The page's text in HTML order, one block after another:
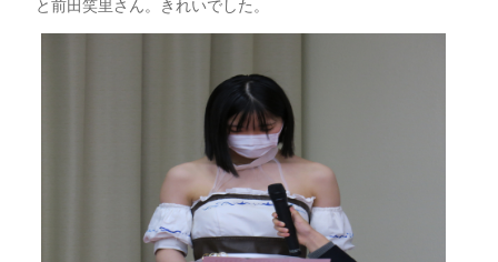
と前田笑里さん。きれいでした。